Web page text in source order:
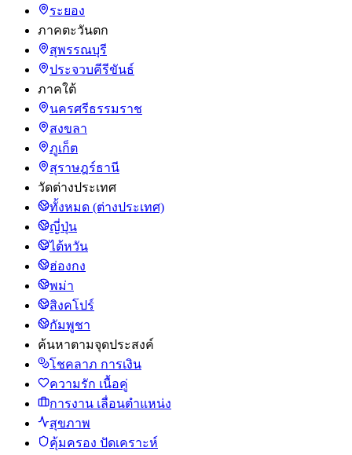
ระยอง
ภาคตะวันตก
สุพรรณบุรี
ประจวบคีรีขันธ์
ภาคใต้
นครศรีธรรมราช
สงขลา
ภูเก็ต
สุราษฎร์ธานี
วัดต่างประเทศ
ทั้งหมด (ต่างประเทศ)
ญี่ปุ่น
ไต้หวัน
ฮ่องกง
พม่า
สิงคโปร์
กัมพูชา
ค้นหาตามจุดประสงค์
โชคลาภ การเงิน
ความรัก เนื้อคู่
การงาน เลื่อนตำแหน่ง
สุขภาพ
คุ้มครอง ปัดเคราะห์